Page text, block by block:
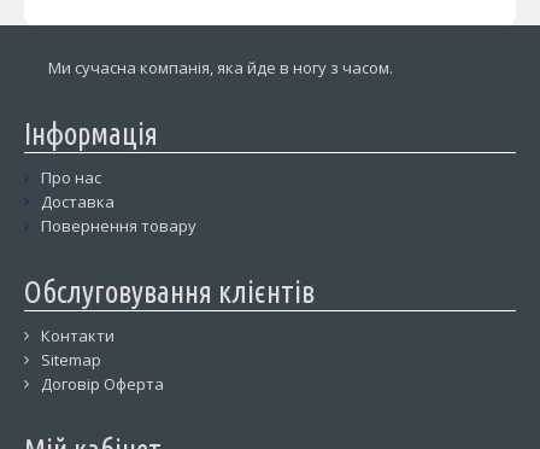
Ми сучасна компанія, яка йде в ногу з часом.
Інформація
Про нас
Доставка
Повернення товару
Обслуговування клієнтів
Контакти
Sitemap
Договір Оферта